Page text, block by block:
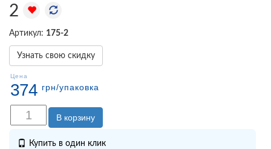
2
Артикул: 175-2
Узнать свою скидку
Цена
374 грн/упаковка
В корзину
Купить в один клик